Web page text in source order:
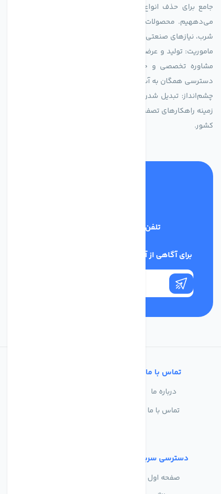
جامع برای حذف انواع آلاینده‌ها، املاح و نمک از منابع آبی ارائه
می‌دههیم. محصولات ما برای مصارف متنوعی از جمله تأمین آب
شرب، نیازهای صنعتی و کشاورزی طراحی و بهینه‌سازی شده‌اند.
ماموریت: تولید و عرضه محصولاتی با بالاترین استاندارد کیفی، ارائه
مشاوره تخصصی و خدمات پس از فروش مطمئن برای تضمین
دسترسی همگان به آب پاک و سالم.
چشم‌انداز: تبدیل شدن به انتخاب اول صنایع و مصرف‌کنندگان در
زمینه راهکارهای تصفیه آب و ایفای نقشی کلیدی در حفظ منابع آبی
کشور.
تلفن پشتیبانی
برای آگاهی از آخرین اخبار در خبرنامه ما عضو شوید
تماس با ما
درباره ما
تماس با ما
دسترسی سریع
صفحه اول